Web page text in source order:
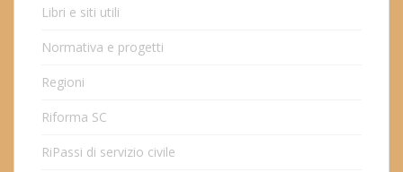
Libri e siti utili
Normativa e progetti
Regioni
Riforma SC
RiPassi di servizio civile